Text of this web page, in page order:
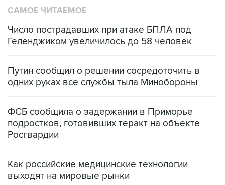
САМОЕ ЧИТАЕМОЕ
Число пострадавших при атаке БПЛА под
Геленджиком увеличилось до 58 человек
Путин сообщил о решении сосредоточить в
одних руках все службы тыла Минобороны
ФСБ сообщила о задержании в Приморье
подростков, готовивших теракт на объекте
Росгвардии
Как российские медицинские технологии
выходят на мировые рынки